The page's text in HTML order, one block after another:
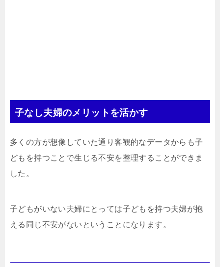
子なし夫婦のメリットを活かす
多くの方が想像していた通り客観的なデータからも子
どもを持つことで生じる不安を整理することができま
した。
子どもがいない夫婦にとっては子どもを持つ夫婦が抱
える同じ不安がないということになります。